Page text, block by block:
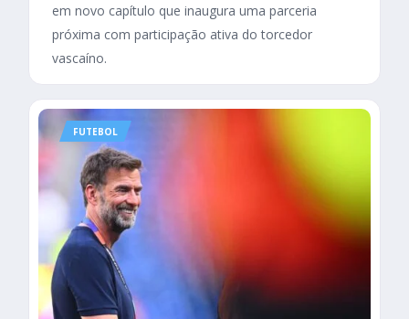
em novo capítulo que inaugura uma parceria
próxima com participação ativa do torcedor
vascaíno.
FUTEBOL